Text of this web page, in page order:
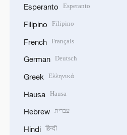
Esperanto Esperanto
Filipino Filipino
French Français
German Deutsch
Greek Ελληνικά
Hausa Hausa
Hebrew עברית
Hindi हिन्दी